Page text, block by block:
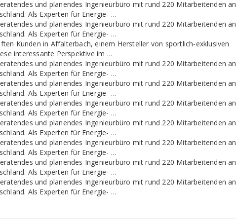
und planendes Ingenieurbüro mit rund 220 Mitarbeitenden an
Als Experten für Energie- …
und planendes Ingenieurbüro mit rund 220 Mitarbeitenden an
Als Experten für Energie- …
Kunden in Affalterbach, einem Hersteller von sportlich-exklusiven
interessante Perspektive im …
und planendes Ingenieurbüro mit rund 220 Mitarbeitenden an
Als Experten für Energie- …
und planendes Ingenieurbüro mit rund 220 Mitarbeitenden an
Als Experten für Energie- …
und planendes Ingenieurbüro mit rund 220 Mitarbeitenden an
Als Experten für Energie- …
und planendes Ingenieurbüro mit rund 220 Mitarbeitenden an
Als Experten für Energie- …
und planendes Ingenieurbüro mit rund 220 Mitarbeitenden an
Als Experten für Energie- …
und planendes Ingenieurbüro mit rund 220 Mitarbeitenden an
Als Experten für Energie- …
und planendes Ingenieurbüro mit rund 220 Mitarbeitenden an
Als Experten für Energie- …